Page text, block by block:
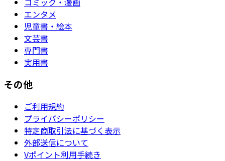
エンタメ
児童書・絵本
文芸書
専門書
実用書
その他
ご利用規約
プライバシーポリシー
特定商取引法に基づく表示
外部送信について
Vポイント利用手続き